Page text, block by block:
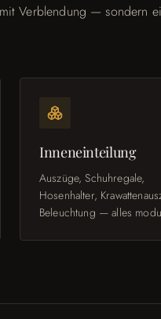
Verblendung — sondern
Inneneinteilung
Auszüge, Schuhregale,
Hosenhalter,
Beleuchtung — alles